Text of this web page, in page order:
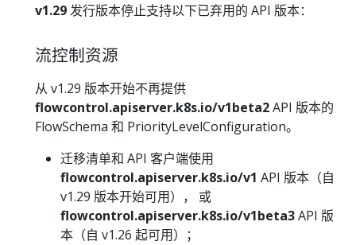
v1.29发行版本停止支持以下已弃用的 API 版本：
流控制资源
从 v1.29 版本开始不再提供
flowcontrol.apiserver.k8s.io/v1beta2API 版本的
FlowSchema 和 PriorityLevelConfiguration。
迁移清单和 API 客户端使用
flowcontrol.apiserver.k8s.io/v1 API 版本（自
v1.29 版本开始可用）， 或
flowcontrol.apiserver.k8s.io/v1beta3API 版
本（自 v1.26 起可用）；